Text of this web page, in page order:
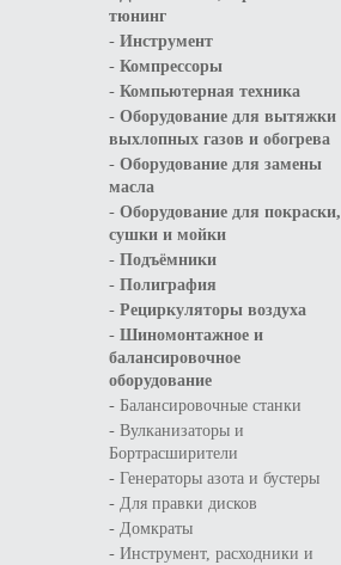
тюнинг
- Инструмент
- Компрессоры
- Компьютерная техника
- Оборудование для вытяжки
выхлопных газов и обогрева
- Оборудование для замены
масла
- Оборудование для покраски,
сушки и мойки
- Подъёмники
- Полиграфия
- Рециркуляторы воздуха
- Шиномонтажное и
балансировочное
оборудование
- Балансировочные станки
- Вулканизаторы и
Бортрасширители
- Генераторы азота и бустеры
- Для правки дисков
- Домкраты
- Инструмент, расходники и